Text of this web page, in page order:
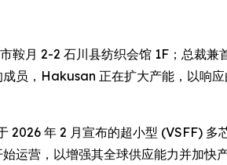
月 2-2 石川县纺织会馆 1F；总裁
员，Hakusan 正在扩大产能，以响
年 2 月宣布的超小型 (VSFF) 多
运营，以增强其全球供应能力并加快产